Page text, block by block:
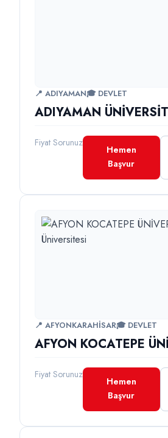
📍 ADIYAMAN🎓 DEVLET
ADIYAMAN
Fiyat Sorunuz
Hemen
Başvur
📍 AFYONKARAHİSAR🎓 DEVLET
AFYON KOCATEPE
Fiyat Sorunuz
Hemen
Başvur